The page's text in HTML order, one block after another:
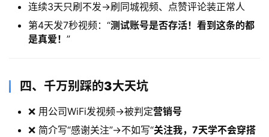
连续3天只刷不发→刷同城视频、点赞评论装正常人
第4天发7秒视频：“测试账号是否存活！看到这条的都
是真爱！​ ”
四、 千万别踩的3大天坑
❌ 用公司WiFi发视频→被判定营销号
❌ 简介写“感谢关注”→不如写“关注我，7天学不会穿搭